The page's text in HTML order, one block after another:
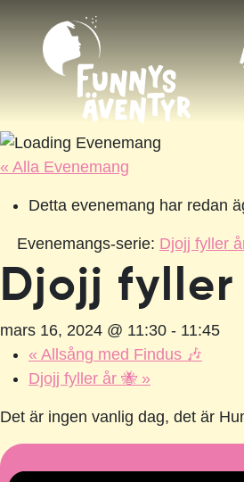
« Alla Evenemang
Detta evenemang har redan
Evenemangs-serie: Djojj fyller
Djojj fyller
mars 16, 2024 @ 11:30 - 11:45
« Allsång med Findus 🎶
Djojj fyller år 🐝 »
Det är ingen vanlig dag, det är